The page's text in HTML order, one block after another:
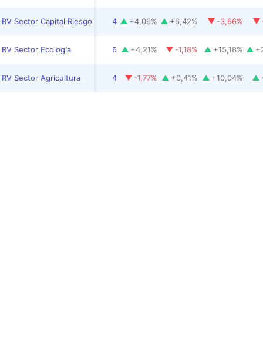
RV Sector Capital Riesgo 4 +4,06% +6,42% -3,66%
RV Sector Ecología 6 +4,21% -1,18% +15,18% +
RV Sector Agricultura 4 -1,77% +0,41% +10,04%